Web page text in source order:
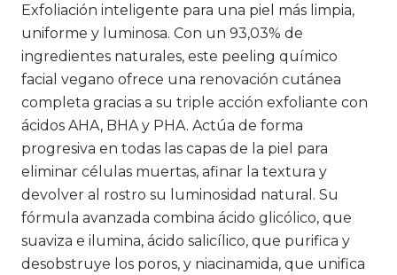
Exfoliación inteligente para una piel más limpia,
uniforme y luminosa. Con un 93,03% de
ingredientes naturales, este peeling químico
facial vegano ofrece una renovación cutánea
completa gracias a su triple acción exfoliante con
ácidos AHA, BHA y PHA. Actúa de forma
progresiva en todas las capas de la piel para
eliminar células muertas, afinar la textura y
devolver al rostro su luminosidad natural. Su
fórmula avanzada combina ácido glicólico, que
suaviza e ilumina, ácido salicílico, que purifica y
desobstruye los poros, y niacinamida, que unifica